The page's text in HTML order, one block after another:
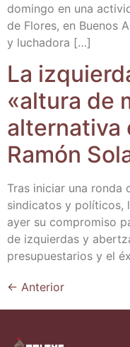
domin­go en una
de Flo­res, en Bue­nos
y luchadora […]
La
«altu­ra de
alter­na­ti­va
Ramón
Tras ini­ciar una ron­da
sin­di­ca­tos y polí­ti­cos,
ayer su com­pro­mi­so
de izquier­das y
pre­su­pues­ta­rios y el
← Anterior